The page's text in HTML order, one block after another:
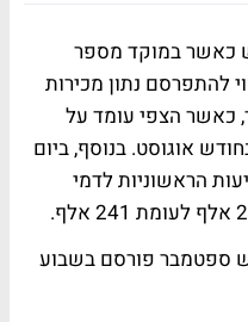
כאשר במוקד מספר
להתפרסם נתון מכירות
כאשר הצפי עומד על
3.86 מיליון בחודש אוגוסט. בנוסף, ביום
הראשוניות לדמי
ספטמבר פורסם בשבוע